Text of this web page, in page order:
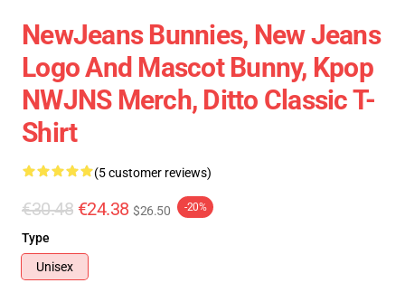
NewJeans Bunnies, New Jeans
Logo And Mascot Bunny, Kpop
NWJNS Merch, Ditto Classic T-
Shirt
(5 customer reviews)
€30.48 €24.38 $26.50 -20%
Type
Unisex